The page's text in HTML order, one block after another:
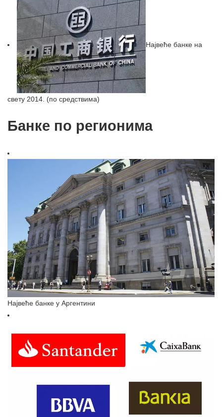
Највеће банке на
свету 2014. (по средствима)
Банке по регионима
Највеће банке у Аргентини